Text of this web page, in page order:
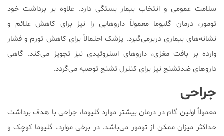
سلامت عمومی و انتخاب بیمار بستگی دارد. علاوه‌ بر برداشت خود
تومور، درمان گلیوما معمولاً داروهایی را نیز برای کاهش علائم و
نشانه‌های بیماری دربرمی‌گیرد. پزشک احتمالاً برای کاهش تورم و فشار
وارده بر بافت مغزی، داروهای استروئیدی نیز تجویز می‌کند. گاهی
داروهای ضدتشنج نیز برای کنترل تشنج توصیه می‌گردد.
جراحی
معمولاً اولین گام در درمان بیشتر موارد گلیوما، جراحی با هدف برداشت
حداکثر میزان ممکن از تومور می‌باشد. در برخی موارد، گلیوما کوچک و